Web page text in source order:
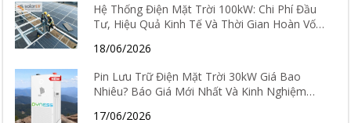
Hệ Thống Điện Mặt Trời 100kW: Chi Phí Đầu
Tư, Hiệu Quả Kinh Tế Và Thời Gian Hoàn Vốn
18/06/2026
Pin Lưu Trữ Điện Mặt Trời 30kW Giá Bao
Nhiêu? Báo Giá Mới Nhất Và Kinh Nghiệm
17/06/2026